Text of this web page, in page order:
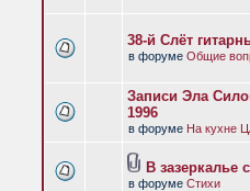
38-й Слёт
в форуме Общие
Записи Эла
1996
в форуме На кухне
В зазеркалье
в форуме Стихи